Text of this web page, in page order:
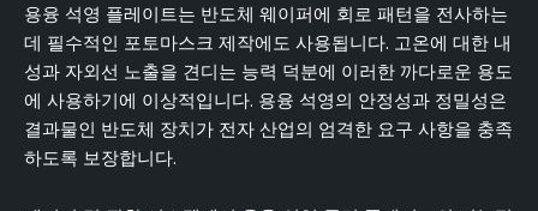
용융 석영 플레이트는 반도체 웨이퍼에 회로 패턴을 전사하는
데 필수적인 포토마스크 제작에도 사용됩니다. 고온에 대한 내
성과 자외선 노출을 견디는 능력 덕분에 이러한 까다로운 용도
에 사용하기에 이상적입니다. 용융 석영의 안정성과 정밀성은
결과물인 반도체 장치가 전자 산업의 엄격한 요구 사항을 충족
하도록 보장합니다.